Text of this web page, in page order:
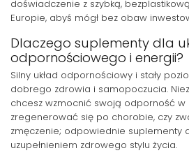
doświadczenie z szybką,
Europie, abyś mógł bez obaw
Dlaczego suplementy dla
odpornościowego i energii?
Silny układ odpornościowy i stały
dobrego zdrowia i samopoczucia.
chcesz wzmocnić swoją odporność
zregenerować się po chorobie, czy
zmęczenie; odpowiednie suplementy
uzupełnieniem zdrowego stylu życia.